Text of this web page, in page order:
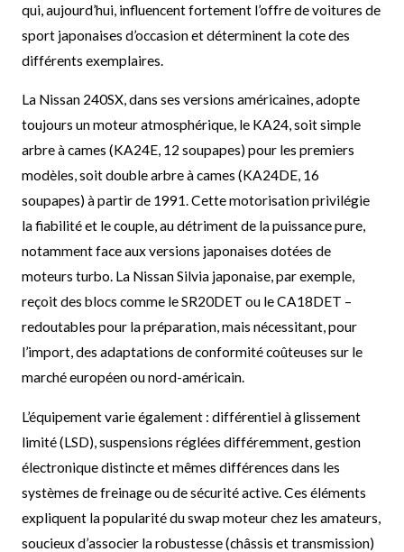
qui, aujourd’hui, influencent fortement l’offre de voitures de
sport japonaises d’occasion et déterminent la cote des
différents exemplaires.
La Nissan 240SX, dans ses versions américaines, adopte
toujours un moteur atmosphérique, le KA24, soit simple
arbre à cames (KA24E, 12 soupapes) pour les premiers
modèles, soit double arbre à cames (KA24DE, 16
soupapes) à partir de 1991. Cette motorisation privilégie
la fiabilité et le couple, au détriment de la puissance pure,
notamment face aux versions japonaises dotées de
moteurs turbo. La Nissan Silvia japonaise, par exemple,
reçoit des blocs comme le SR20DET ou le CA18DET –
redoutables pour la préparation, mais nécessitant, pour
l’import, des adaptations de conformité coûteuses sur le
marché européen ou nord-américain.
L’équipement varie également : différentiel à glissement
limité (LSD), suspensions réglées différemment, gestion
électronique distincte et mêmes différences dans les
systèmes de freinage ou de sécurité active. Ces éléments
expliquent la popularité du swap moteur chez les amateurs,
soucieux d’associer la robustesse (châssis et transmission)